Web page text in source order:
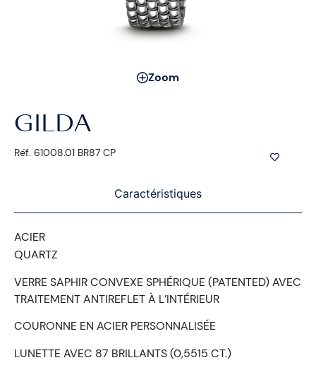
Zoom
GILDA
Réf. 61008.01 BR87 CP
Caractéristiques
ACIER
QUARTZ
VERRE SAPHIR CONVEXE SPHÉRIQUE (PATENTED) AVEC
TRAITEMENT ANTIREFLET À L’INTÉRIEUR
COURONNE EN ACIER PERSONNALISÉE
LUNETTE AVEC 87 BRILLANTS (0,5515 CT.)